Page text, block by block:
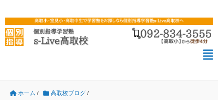
ホーム / 高取校ブログ/